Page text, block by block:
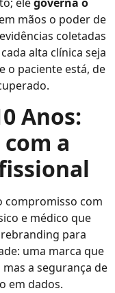
mãos o poder de
coletadas
alta clínica seja
o paciente está, de
Anos:
a
compromisso com
e médico que
para
uma marca que
a segurança de
em dados.